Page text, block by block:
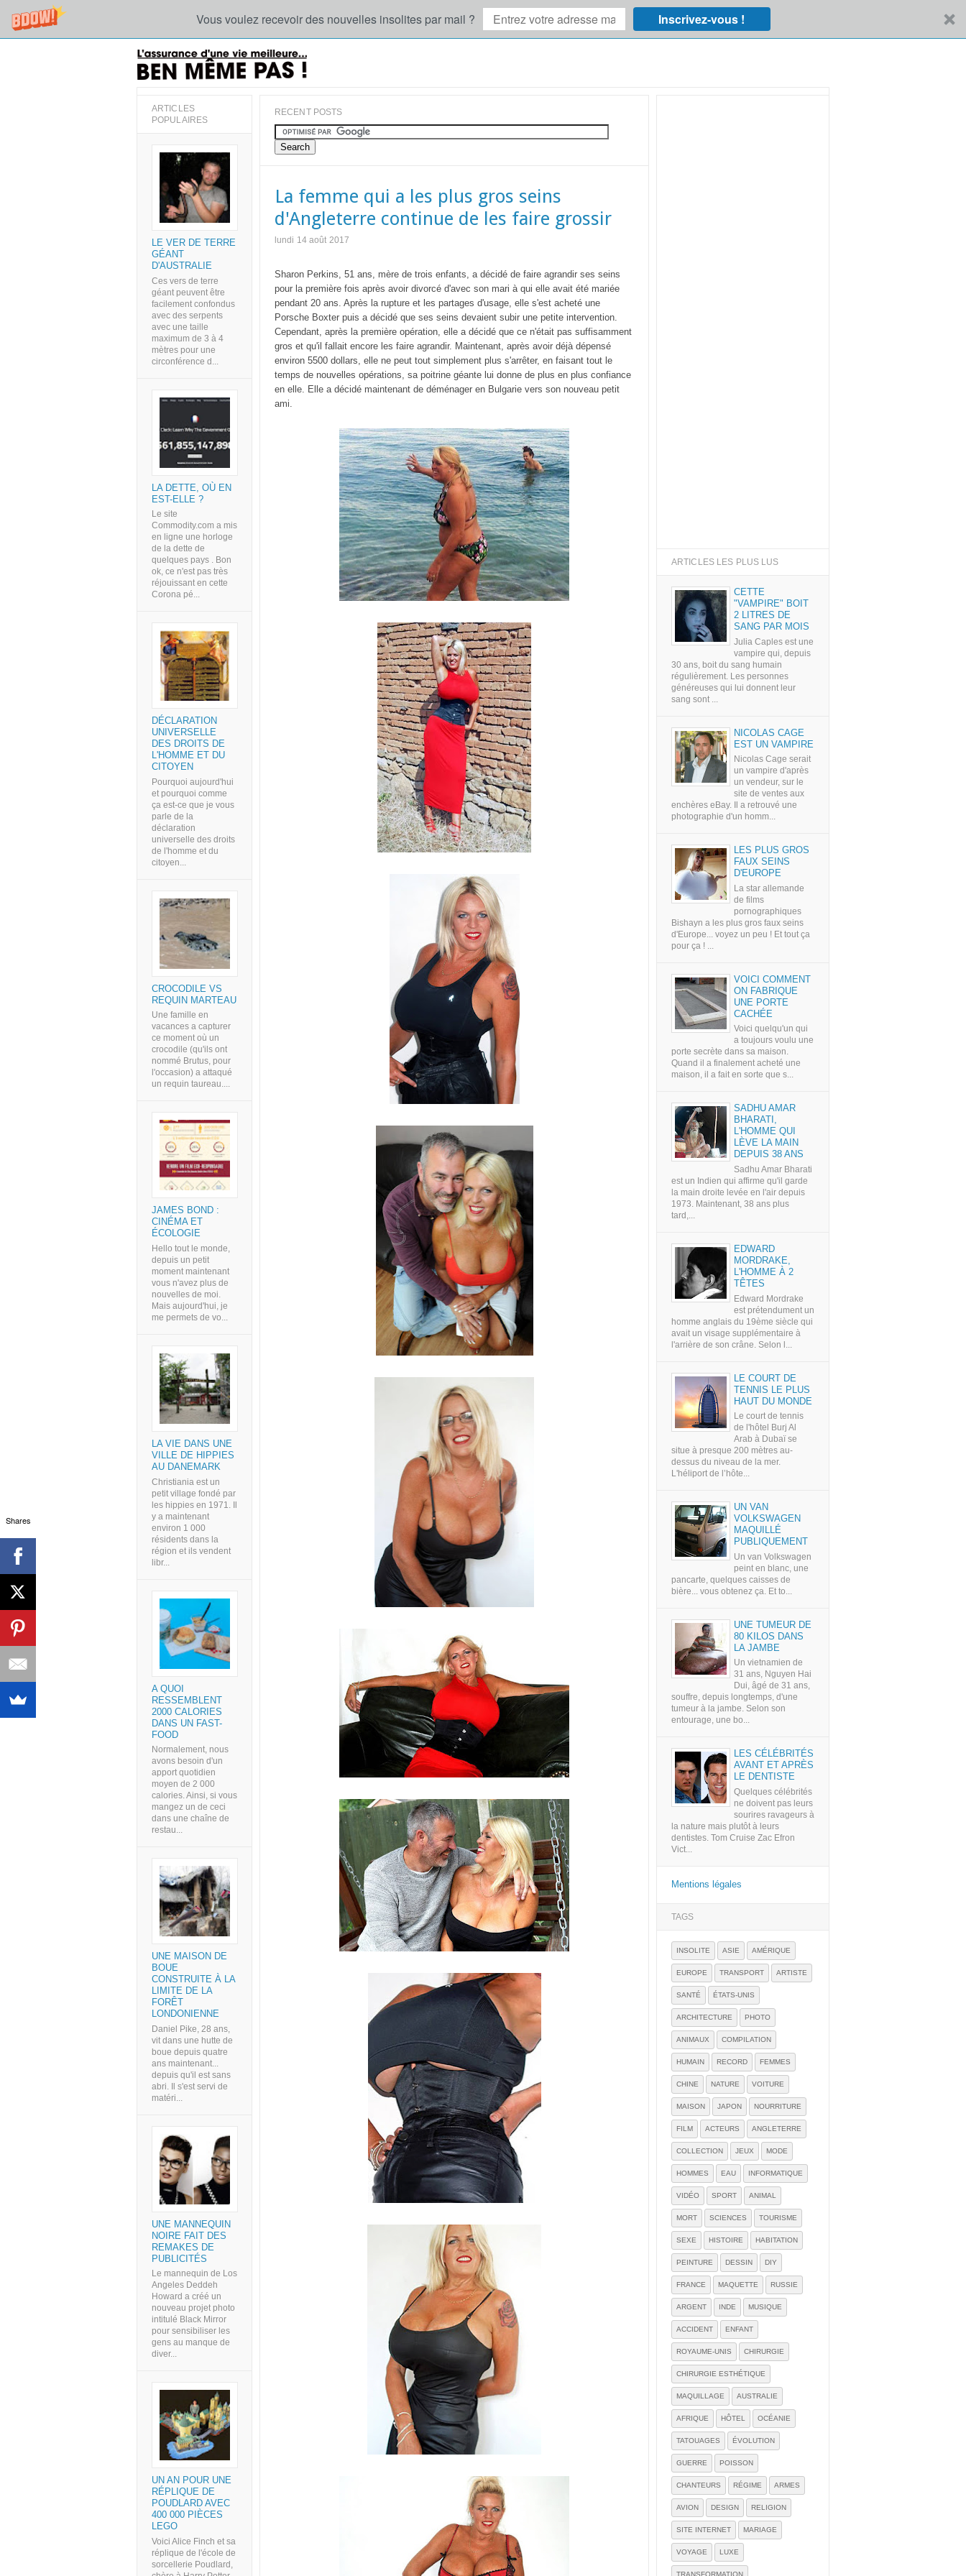
Vous voulez recevoir des nouvelles insolites par mail ? Inscrivez-vous !
RECENT POSTS
La femme qui a les plus gros seins
d'Angleterre continue de les faire grossir
lundi 14 août 2017
Sharon Perkins, 51 ans, mère de trois enfants, a décidé de faire agrandir ses seins
pour la première fois après avoir divorcé d'avec son mari à qui elle avait été mariée
pendant 20 ans. Après la rupture et les partages d'usage, elle s'est acheté une
Porsche Boxter puis a décidé que ses seins devaient subir une petite intervention.
Cependant, après la première opération, elle a décidé que ce n'était pas suffisamment
gros et qu'il fallait encore les faire agrandir. Maintenant, après avoir déjà dépensé
environ 5500 dollars, elle ne peut tout simplement plus s'arrêter, en faisant tout le
temps de nouvelles opérations, sa poitrine géante lui donne de plus en plus confiance
en elle. Elle a décidé maintenant de déménager en Bulgarie vers son nouveau petit
ami.
ARTICLES
POPULAIRES
LE VER DE TERRE
GÉANT
D'AUSTRALIE
Ces vers de terre
géant peuvent être
facilement confondus
avec des serpents
avec une taille
maximum de 3 à 4
mètres pour une
circonférence d...
LA DETTE, OÙ EN
EST-ELLE ?
Le site
Commodity.com a mis
en ligne une horloge
de la dette de
quelques pays . Bon
ok, ce n'est pas très
réjouissant en cette
Corona pé...
DÉCLARATION
UNIVERSELLE
DES DROITS DE
L'HOMME ET DU
CITOYEN
Pourquoi aujourd'hui
et pourquoi comme
ça est-ce que je vous
parle de la
déclaration
universelle des droits
de l'homme et du
citoyen...
CROCODILE VS
REQUIN MARTEAU
Une famille en
vacances a capturer
ce moment où un
crocodile (qu'ils ont
nommé Brutus, pour
l'occasion) a attaqué
un requin taureau....
JAMES BOND :
CINÉMA ET
ÉCOLOGIE
Hello tout le monde,
depuis un petit
moment maintenant
vous n'avez plus de
nouvelles de moi.
Mais aujourd'hui, je
me permets de vo...
LA VIE DANS UNE
VILLE DE HIPPIES
AU DANEMARK
Christiania est un
petit village fondé par
les hippies en 1971. Il
y a maintenant
environ 1 000
résidents dans la
région et ils vendent
libr...
A QUOI
RESSEMBLENT
2000 CALORIES
DANS UN FAST-
FOOD
Normalement, nous
avons besoin d'un
apport quotidien
moyen de 2 000
calories. Ainsi, si vous
mangez un de ceci
dans une chaîne de
restau...
UNE MAISON DE
BOUE
CONSTRUITE À LA
LIMITE DE LA
FORÊT
LONDONIENNE
Daniel Pike, 28 ans,
vit dans une hutte de
boue depuis quatre
ans maintenant...
depuis qu'il est sans
abri. Il s'est servi de
matéri...
UNE MANNEQUIN
NOIRE FAIT DES
REMAKES DE
PUBLICITÉS
Le mannequin de Los
Angeles Deddeh
Howard a créé un
nouveau projet photo
intitulé Black Mirror
pour sensibiliser les
gens au manque de
diver...
UN AN POUR UNE
RÉPLIQUE DE
POUDLARD AVEC
400 000 PIÈCES
LEGO
Voici Alice Finch et sa
réplique de l'école de
sorcellerie Poudlard,
ARTICLES LES PLUS LUS
CETTE
"VAMPIRE" BOIT
2 LITRES DE
SANG PAR MOIS
Julia Caples est une
vampire qui, depuis
30 ans, boit du sang humain
régulièrement. Les personnes
généreuses qui lui donnent leur
sang sont ...
NICOLAS CAGE
EST UN VAMPIRE
Nicolas Cage serait
un vampire d'après
un vendeur, sur le
site de ventes aux
enchères eBay. Il a retrouvé une
photographie d'un homm...
LES PLUS GROS
FAUX SEINS
D'EUROPE
La star allemande
de films
pornographiques
Bishayn a les plus gros faux seins
d'Europe... voyez un peu ! Et tout ça
pour ça ! ...
VOICI COMMENT
ON FABRIQUE
UNE PORTE
CACHÉE
Voici quelqu'un qui
a toujours voulu une
porte secrète dans sa maison.
Quand il a finalement acheté une
maison, il a fait en sorte que s...
SADHU AMAR
BHARATI,
L'HOMME QUI
LÈVE LA MAIN
DEPUIS 38 ANS
Sadhu Amar Bharati
est un Indien qui affirme qu'il garde
la main droite levée en l'air depuis
1973. Maintenant, 38 ans plus
tard,...
EDWARD
MORDRAKE,
L'HOMME À 2
TÊTES
Edward Mordrake
est prétendument un
homme anglais du 19ème siècle qui
avait un visage supplémentaire à
l'arrière de son crâne. Selon l...
LE COURT DE
TENNIS LE PLUS
HAUT DU MONDE
Le court de tennis
de l'hôtel Burj Al
Arab à Dubaï se
situe à presque 200 mètres au-
dessus du niveau de la mer.
L'héliport de l’hôte...
UN VAN
VOLKSWAGEN
MAQUILLÉ
PUBLIQUEMENT
Un van Volkswagen
peint en blanc, une
pancarte, quelques caisses de
bière... vous obtenez ça. Et to...
UNE TUMEUR DE
80 KILOS DANS
LA JAMBE
Un vietnamien de
31 ans, Nguyen Hai
Dui, âgé de 31 ans,
souffre, depuis longtemps, d'une
tumeur à la jambe. Selon son
entourage, une bo...
LES CÉLÉBRITÉS
AVANT ET APRÈS
LE DENTISTE
Quelques célébrités
ne doivent pas leurs
sourires ravageurs à
la nature mais plutôt à leurs
dentistes. Tom Cruise Zac Efron
Vict...
Mentions légales
TAGS
INSOLITE ASIE AMÉRIQUE
EUROPE TRANSPORT ARTISTE
SANTÉ ÉTATS-UNIS
ARCHITECTURE PHOTO
ANIMAUX COMPILATION
HUMAIN RECORD FEMMES
CHINE NATURE VOITURE
MAISON JAPON NOURRITURE
FILM ACTEURS ANGLETERRE
COLLECTION JEUX MODE
HOMMES EAU INFORMATIQUE
VIDÉO SPORT ANIMAL
MORT SCIENCES TOURISME
SEXE HISTOIRE HABITATION
PEINTURE DESSIN DIY
FRANCE MAQUETTE RUSSIE
ARGENT INDE MUSIQUE
ACCIDENT ENFANT
ROYAUME-UNIS CHIRURGIE
CHIRURGIE ESTHÉTIQUE
MAQUILLAGE AUSTRALIE
AFRIQUE HÔTEL OCÉANIE
TATOUAGES ÉVOLUTION
GUERRE POISSON
CHANTEURS RÉGIME ARMES
AVION DESIGN RELIGION
SITE INTERNET MARIAGE
VOYAGE LUXE
TRANSFORMATION
Shares